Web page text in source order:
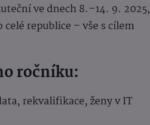
ve dnech 8.–14. 9. 2025,
republice – vše s cílem
ročníku:
rekvalifikace, ženy v IT